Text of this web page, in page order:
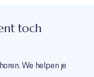
toch
We helpen je